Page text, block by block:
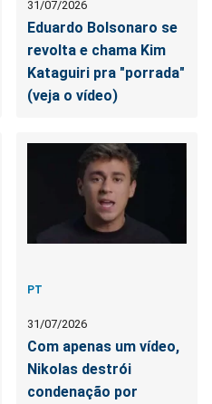
31/07/2026
Eduardo Bolsonaro se
revolta e chama Kim
Kataguiri pra "porrada"
(veja o vídeo)
PT
31/07/2026
Com apenas um vídeo,
Nikolas destrói
condenação por